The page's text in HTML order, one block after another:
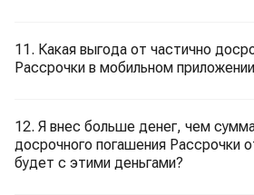
11. Какая выгода от частично
Рассрочки в мобильном
12. Я внес больше денег, чем
досрочного погашения Рассрочки
будет с этими деньгами?